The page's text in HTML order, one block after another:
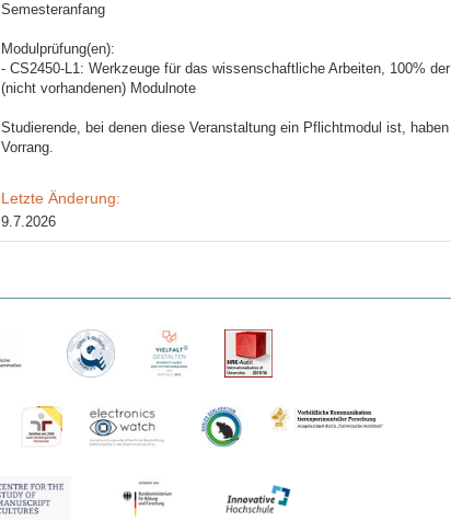
Semesteranfang
Modulprüfung(en):
- CS2450-L1: Werkzeuge für das wissenschaftliche Arbeiten, 100% der
(nicht vorhandenen) Modulnote
Studierende, bei denen diese Veranstaltung ein Pflichtmodul ist, haben
Vorrang.
Letzte Änderung:
9.7.2026